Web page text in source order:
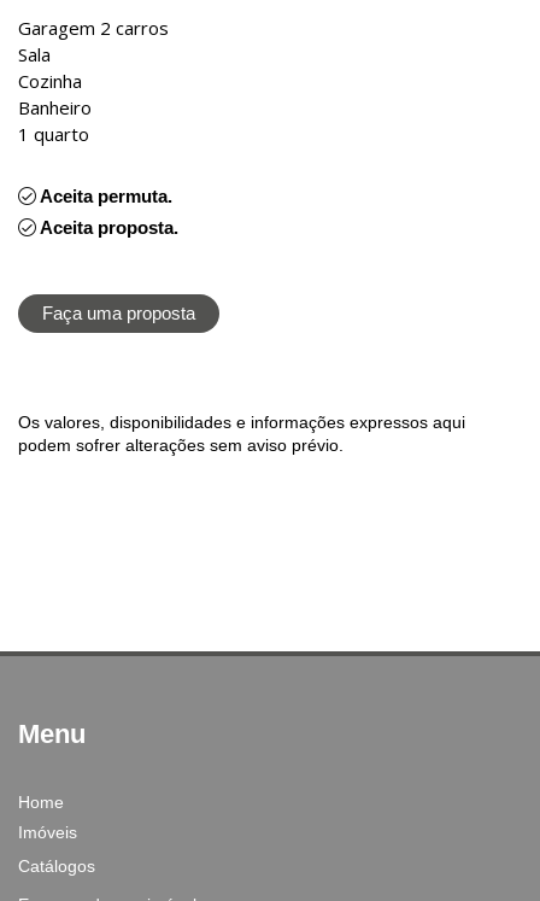
Garagem 2 carros
Sala
Cozinha
Banheiro
1 quarto
Aceita permuta.
Aceita proposta.
Faça uma proposta
Os valores, disponibilidades e informações expressos aqui
podem sofrer alterações sem aviso prévio.
Menu
Home
Imóveis
Catálogos